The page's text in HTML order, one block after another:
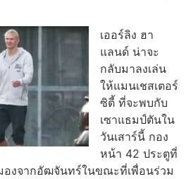
เออร์ลิง ฮา
แลนด์ น่าจะ
กลับมาลงเล่น
ให้แมนเชสเตอร์
ซิตี้ ที่จะพบกับ
เซาแธมป์ตันใน
วันเสาร์นี้ กอง
หน้า 42 ประตูที่
องจากอัฒจันทร์ในขณะที่เพื่อนร่วม